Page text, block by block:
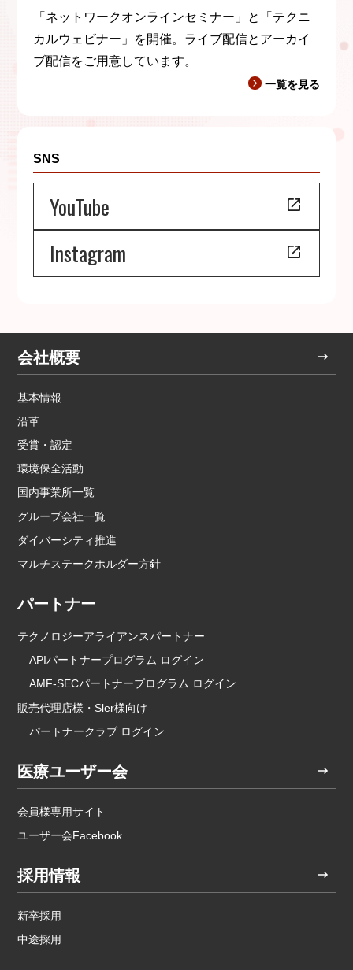
「ネットワークオンラインセミナー」と「テクニ
カルウェビナー」を開催。ライブ配信とアーカイ
ブ配信をご用意しています。
一覧を見る
SNS
YouTube
Instagram
会社概要
基本情報
沿革
受賞・認定
環境保全活動
国内事業所一覧
グループ会社一覧
ダイバーシティ推進
マルチステークホルダー方針
パートナー
テクノロジーアライアンスパートナー
APIパートナープログラム ログイン
AMF-SECパートナープログラム ログイン
販売代理店様・Sler様向け
パートナークラブ ログイン
医療ユーザー会
会員様専用サイト
ユーザー会Facebook
採用情報
新卒採用
中途採用